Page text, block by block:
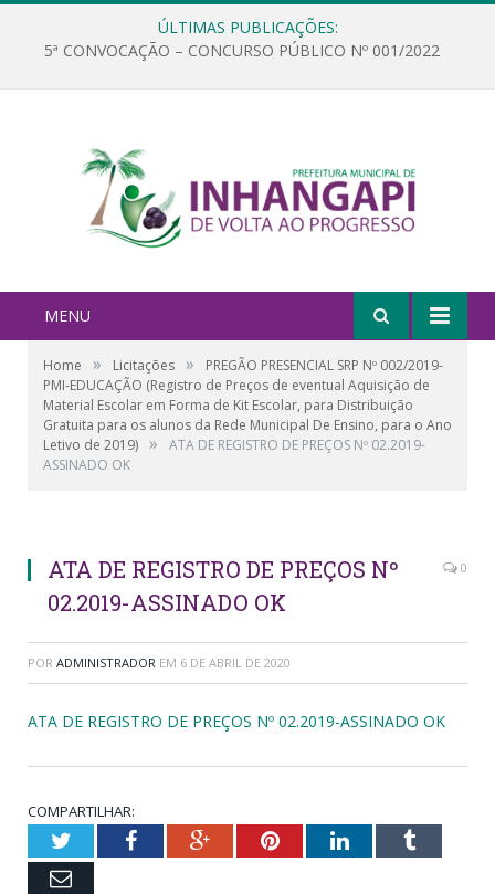
ÚLTIMAS PUBLICAÇÕES:
5ª CONVOCAÇÃO – CONCURSO PÚBLICO Nº 001/2022
MENU
Home » Licitações »
PREGÃO PRESENCIAL SRP Nº 002/2019-
PMI-EDUCAÇÃO (Registro de Preços de eventual Aquisição de
Material Escolar em Forma de Kit Escolar, para Distribuição
Gratuita para os alunos da Rede Municipal De Ensino, para o Ano
Letivo de 2019) »
ATA DE REGISTRO DE PREÇOS Nº 02.2019-
ASSINADO OK
ATA DE REGISTRO DE PREÇOS Nº
02.2019-ASSINADO OK
0
POR ADMINISTRADOR EM 6 DE ABRIL DE 2020
ATA DE REGISTRO DE PREÇOS Nº 02.2019-ASSINADO OK
COMPARTILHAR:
TwitterFacebookGoogle+PinterestLinkedInTumblr
Email